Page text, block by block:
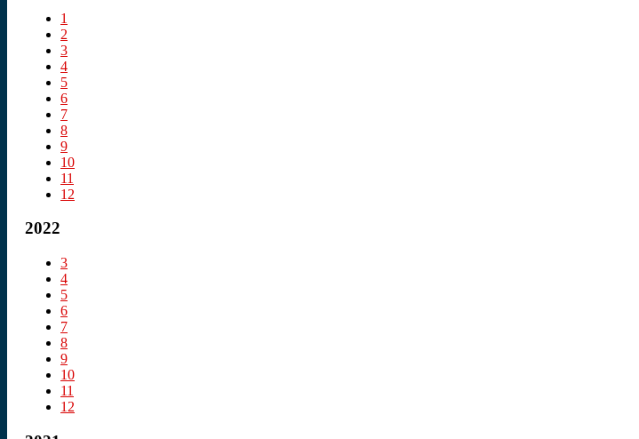
1
2
3
4
5
6
7
8
9
10
11
12
2022
3
4
5
6
7
8
9
10
11
12